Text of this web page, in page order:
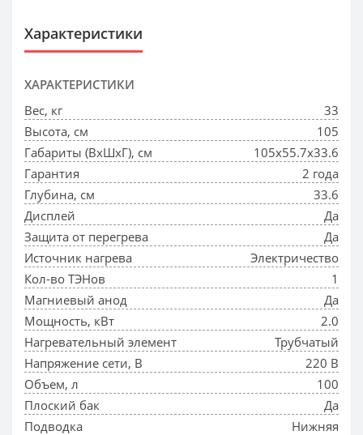
Характеристики
ХАРАКТЕРИСТИКИ
Вес, кг
33
Высота, см
105
Габариты (ВхШхГ), см
105х55.7х33.6
Гарантия
2 года
Глубина, см
33.6
Дисплей
Да
Защита от перегрева
Да
Источник нагрева
Электричество
Кол-во ТЭНов
1
Магниевый анод
Да
Мощность, кВт
2.0
Нагревательный элемент
Трубчатый
Напряжение сети, В
220 В
Объем, л
100
Плоский бак
Да
Подводка
Нижняя